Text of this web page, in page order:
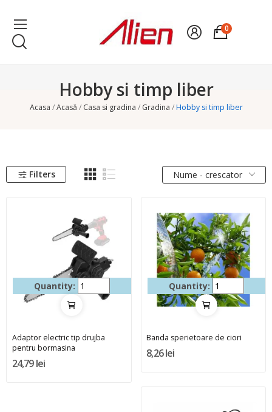
0
Hobby si timp liber
Acasa Acasă Casa si gradina Gradina Hobby si timp liber
Filters Nume - crescator
Quantity:
Adaptor electric tip drujba
pentru bormasina
24,79 lei
Quantity:
Banda sperietoare de ciori
8,26 lei